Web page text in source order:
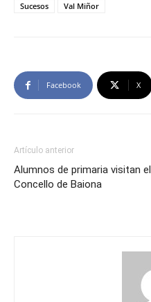
Sucesos
Val Miñor
Facebook X
Artículo anterior
Alumnos de primaria visitan el
Concello de Baiona